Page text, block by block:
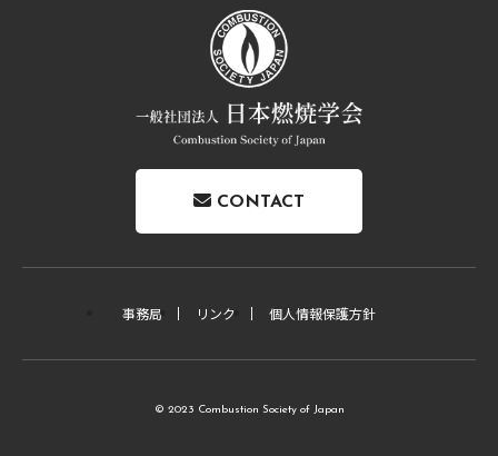
CONTACT
事務局 リンク 個人情報保護方針
© 2023 Combustion Society of Japan